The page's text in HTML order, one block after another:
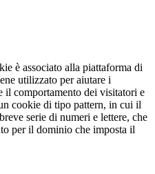
è associato alla piattaforma di
utilizzato per aiutare i
il comportamento dei visitatori e
cookie di tipo pattern, in cui il
serie di numeri e lettere, che
per il dominio che imposta il